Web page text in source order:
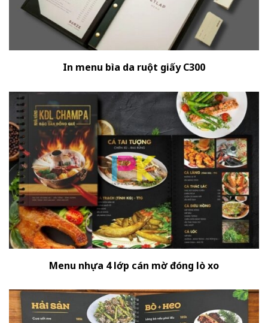
In menu bìa da ruột giấy C300
Menu nhựa 4 lớp cán mờ đóng lò xo